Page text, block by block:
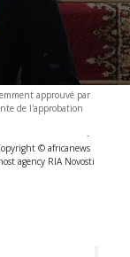
approuvé par
de l'approbation
-
© africanews
agency RIA Novosti